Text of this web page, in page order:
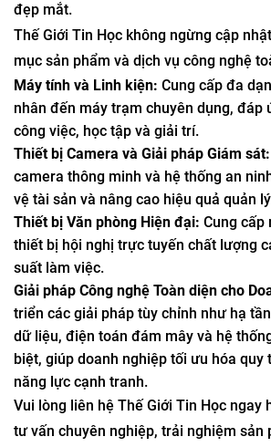
đẹp mắt.
Thế Giới Tin Học không ngừng cập
mục sản phẩm và dịch vụ công nghệ
Máy tính và Linh kiện: Cung cấp đa
nhân đến máy trạm chuyên dụng, đáp
công việc, học tập và giải trí.
Thiết bị Camera và Giải pháp Giám sát:
camera thông minh và hệ thống an
vệ tài sản và nâng cao hiệu quả quản
Thiết bị Văn phòng Hiện đại: Cung cấp
thiết bị hội nghị trực tuyến chất lượng
suất làm việc.
Giải pháp Công nghệ Toàn diện cho
triển các giải pháp tùy chỉnh như hạ
dữ liệu, điện toán đám mây và hệ
biệt, giúp doanh nghiệp tối ưu hóa quy
năng lực cạnh tranh.
Vui lòng liên hệ Thế Giới Tin Học ngay
tư vấn chuyên nghiệp, trải nghiệm sản